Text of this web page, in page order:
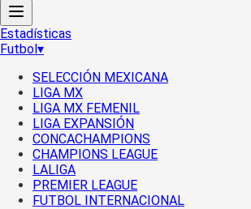
Estadísticas
Futbol▾
SELECCIÓN MEXICANA
LIGA MX
LIGA MX FEMENIL
LIGA EXPANSIÓN
CONCACHAMPIONS
CHAMPIONS LEAGUE
LALIGA
PREMIER LEAGUE
FUTBOL INTERNACIONAL